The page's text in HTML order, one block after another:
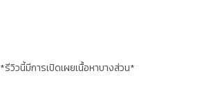
*รีวิวนี้มีการเปิดเผยเนื้อหาบางส่วน*